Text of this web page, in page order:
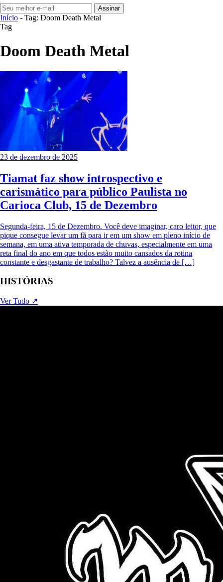
Assinar
Início - Tag: Doom Death Metal
Tag
Doom Death Metal
23 de dezembro de 2025
Tiamat faz show introspectivo e
carismático para público Paulista no
Carioca Club, 15 de Dezembro
Segunda-feira, 15 de Dezembro. Você deve imaginar, caro leitor, que
pique consegue levar um fã para ir em um show em pleno início de
semana, em uma ativa temporada de chuvas, especialmente em uma
reta final do ano em que todos estão muito cansados da rotina
constante e desgastante de trabalho? Talvez a ausência de […]
HISTÓRIAS
Ver Tudo ↗